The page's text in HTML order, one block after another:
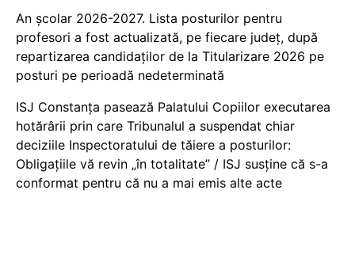
An școlar 2026-2027. Lista posturilor pentru
profesori a fost actualizată, pe fiecare județ, după
repartizarea candidaților de la Titularizare 2026 pe
posturi pe perioadă nedeterminată
ISJ Constanța pasează Palatului Copiilor executarea
hotărârii prin care Tribunalul a suspendat chiar
deciziile Inspectoratului de tăiere a posturilor:
Obligațiile vă revin „în totalitate” / ISJ susține că s-a
conformat pentru că nu a mai emis alte acte